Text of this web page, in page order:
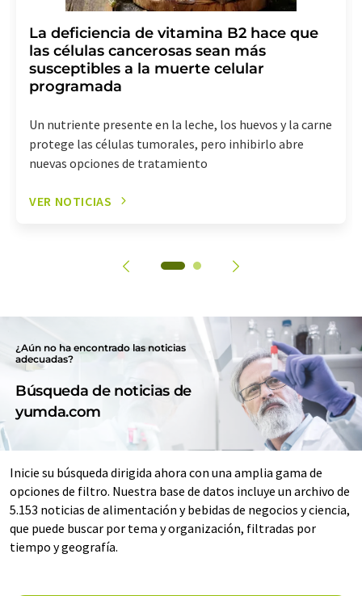
La deficiencia de vitamina B2 hace que
las células cancerosas sean más
susceptibles a la muerte celular
programada
Un nutriente presente en la leche, los huevos y la carne
protege las células tumorales, pero inhibirlo abre
nuevas opciones de tratamiento
VER NOTICIAS
¿Aún no ha encontrado las noticias
adecuadas?
Búsqueda de noticias de
yumda.com
Inicie su búsqueda dirigida ahora con una amplia gama de
opciones de filtro. Nuestra base de datos incluye un archivo de
5.153 noticias de alimentación y bebidas de negocios y ciencia,
que puede buscar por tema y organización, filtradas por
tiempo y geografía.